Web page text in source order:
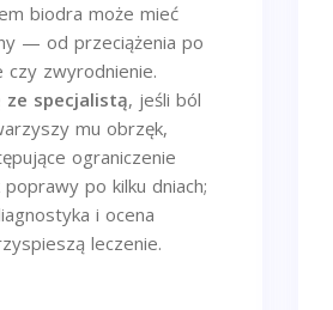
biodra może mieć
— od przeciążenia po
czy zwyrodnienie.
ze specjalistą, jeśli ból
mu obrzęk,
ograniczenie
po kilku dniach;
i ocena
leczenie.